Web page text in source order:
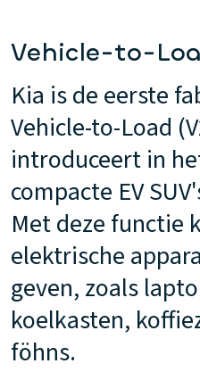
Vehicle-to-
Kia is de eerste
Vehicle-to-Load
introduceert in
compacte EV
Met deze functie
elektrische
geven, zoals
koelkasten,
föhns.